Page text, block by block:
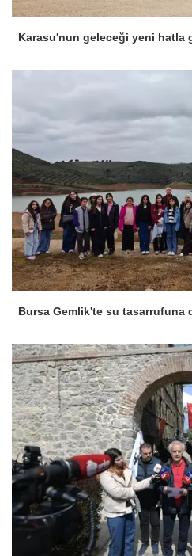
Karasu'nun geleceği yeni hatla
Bursa Gemlik'te su tasarrufuna